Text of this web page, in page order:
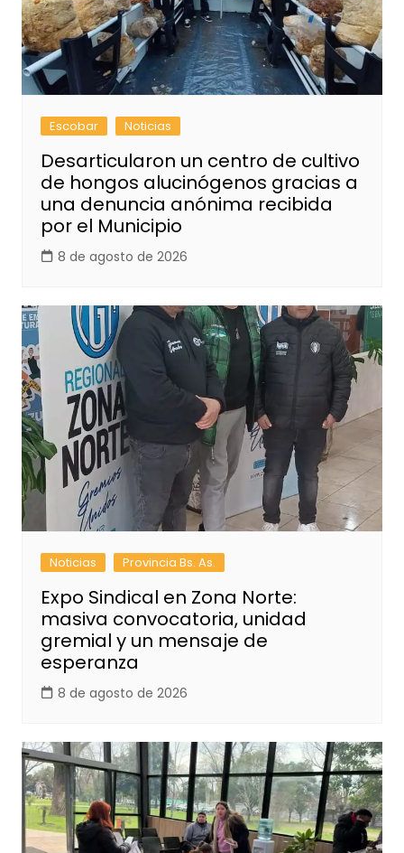
Escobar Noticias
Desarticularon un centro de cultivo
de hongos alucinógenos gracias a
una denuncia anónima recibida
por el Municipio
8 de agosto de 2026
Noticias Provincia Bs. As.
Expo Sindical en Zona Norte:
masiva convocatoria, unidad
gremial y un mensaje de
esperanza
8 de agosto de 2026